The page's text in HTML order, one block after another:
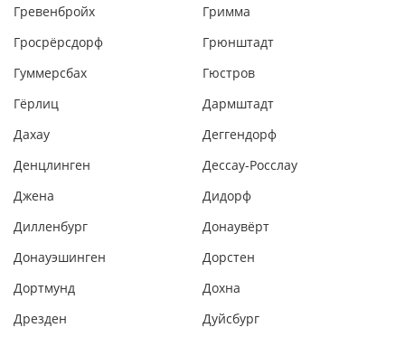
Гревенбройх
Гримма
Гросрёрсдорф
Грюнштадт
Гуммерсбах
Гюстров
Гёрлиц
Дармштадт
Дахау
Деггендорф
Денцлинген
Дессау-Росслау
Джена
Дидорф
Дилленбург
Донаувёрт
Донауэшинген
Дорстен
Дортмунд
Дохна
Дрезден
Дуйсбург